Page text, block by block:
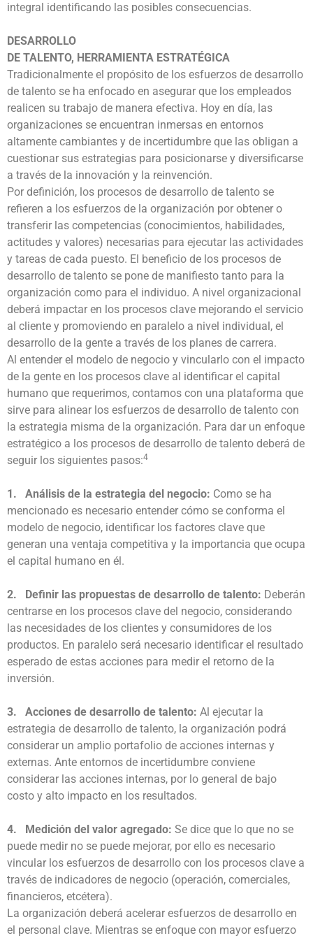
integral identificando las posibles consecuencias.
DESARROLLO
DE TALENTO, HERRAMIENTA ESTRATÉGICA
Tradicionalmente el propósito de los esfuerzos de desarrollo
de talento se ha enfocado en asegurar que los empleados
realicen su trabajo de manera efectiva. Hoy en día, las
organizaciones se encuentran inmersas en entornos
altamente cambiantes y de incertidumbre que las obligan a
cuestionar sus estrategias para posicionarse y diversificarse
a través de la innovación y la reinvención.
Por definición, los procesos de desarrollo de talento se
refieren a los esfuerzos de la organización por obtener o
transferir las competencias (conocimientos, habilidades,
actitudes y valores) necesarias para ejecutar las actividades
y tareas de cada puesto. El beneficio de los procesos de
desarrollo de talento se pone de manifiesto tanto para la
organización como para el individuo. A nivel organizacional
deberá impactar en los procesos clave mejorando el servicio
al cliente y promoviendo en paralelo a nivel individual, el
desarrollo de la gente a través de los planes de carrera.
Al entender el modelo de negocio y vincularlo con el impacto
de la gente en los procesos clave al identificar el capital
humano que requerimos, contamos con una plataforma que
sirve para alinear los esfuerzos de desarrollo de talento con
la estrategia misma de la organización. Para dar un enfoque
estratégico a los procesos de desarrollo de talento deberá de
seguir los siguientes pasos:4
1. Análisis de la estrategia del negocio: Como se ha
mencionado es necesario entender cómo se conforma el
modelo de negocio, identificar los factores clave que
generan una ventaja competitiva y la importancia que ocupa
el capital humano en él.
2. Definir las propuestas de desarrollo de talento: Deberán
centrarse en los procesos clave del negocio, considerando
las necesidades de los clientes y consumidores de los
productos. En paralelo será necesario identificar el resultado
esperado de estas acciones para medir el retorno de la
inversión.
3. Acciones de desarrollo de talento: Al ejecutar la
estrategia de desarrollo de talento, la organización podrá
considerar un amplio portafolio de acciones internas y
externas. Ante entornos de incertidumbre conviene
considerar las acciones internas, por lo general de bajo
costo y alto impacto en los resultados.
4. Medición del valor agregado: Se dice que lo que no se
puede medir no se puede mejorar, por ello es necesario
vincular los esfuerzos de desarrollo con los procesos clave a
través de indicadores de negocio (operación, comerciales,
financieros, etcétera).
La organización deberá acelerar esfuerzos de desarrollo en
el personal clave. Mientras se enfoque con mayor esfuerzo